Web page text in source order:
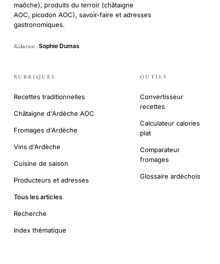
maôche), produits du terroir (châtaigne
AOC, picodon AOC), savoir-faire et adresses
gastronomiques.
Rédaction : Sophie Dumas
RUBRIQUES
Recettes traditionnelles
Châtaigne d'Ardèche AOC
Fromages d'Ardèche
Vins d'Ardèche
Cuisine de saison
Producteurs et adresses
Tous les articles
Recherche
Index thématique
OUTILS
Convertisseur
recettes
Calculateur calories
plat
Comparateur
fromages
Glossaire ardéchois